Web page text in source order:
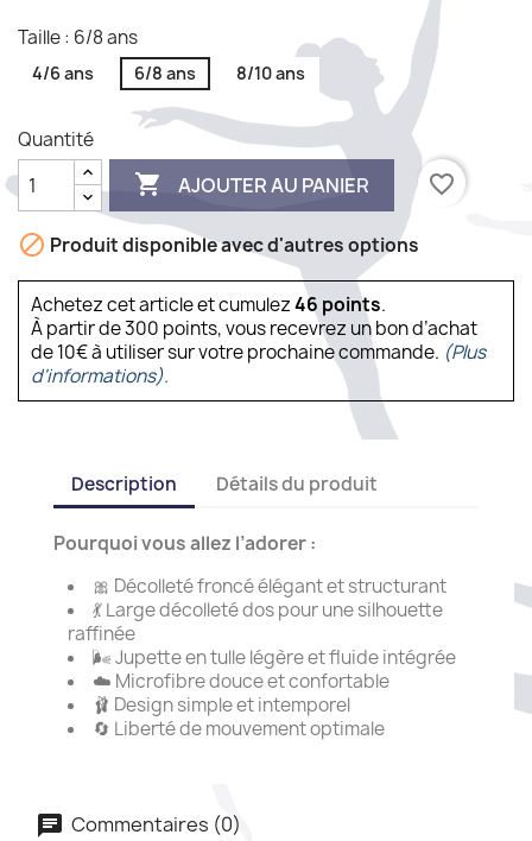
Taille : 6/8 ans
4/6 ans 6/8 ans 8/10 ans
Quantité
 AJOUTER AU PANIER favorite_border
 Produit disponible avec d'autres options
Achetez cet article et cumulez46 points.
À partir de 300 points, vous recevrez un bon d’achat
de 10€ à utiliser sur votre prochaine commande. (Plus
d'informations).
Description Détails du produit
Pourquoi vous allez l’adorer :
🎀 Décolleté froncé élégant et structurant
💃 Large décolleté dos pour une silhouette
raffinée
🌬️ Jupette en tulle légère et fluide intégrée
☁️ Microfibre douce et confortable
🩰 Design simple et intemporel
🔄 Liberté de mouvement optimale
Commentaires (0)